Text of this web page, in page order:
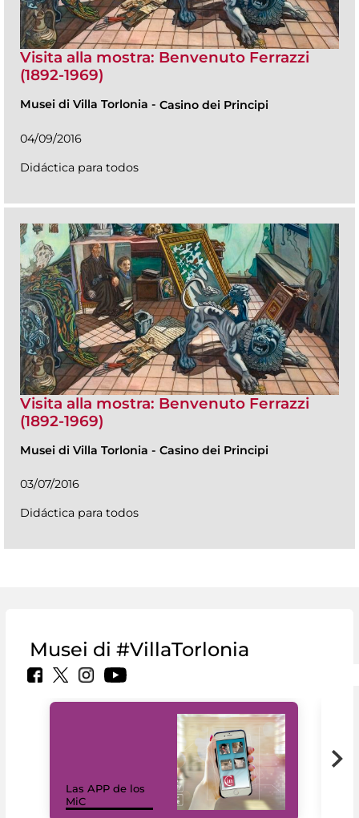
Visita alla mostra: Benvenuto Ferrazzi
(1892-1969)
Musei di Villa Torlonia - Casino dei Principi
04/09/2016
Didáctica para todos
Visita alla mostra: Benvenuto Ferrazzi
(1892-1969)
Musei di Villa Torlonia - Casino dei Principi
03/07/2016
Didáctica para todos
Musei di #VillaTorlonia
Las APP de los
MiC